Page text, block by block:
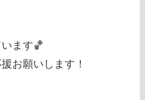
ます🏀
お願いします！